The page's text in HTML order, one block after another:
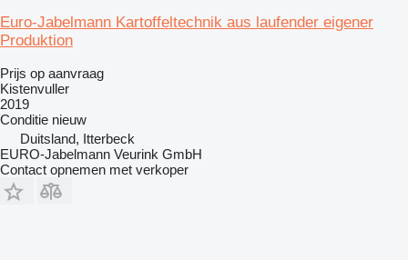
Euro-Jabelmann Kartoffeltechnik aus laufender eigener
Produktion
Prijs op aanvraag
Kistenvuller
2019
Conditie nieuw
Duitsland, Itterbeck
EURO-Jabelmann Veurink GmbH
Contact opnemen met verkoper